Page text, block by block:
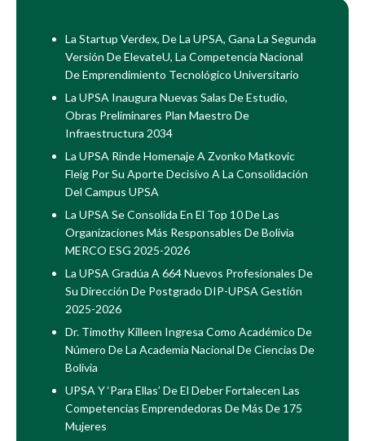
La Startup Verdex, De La UPSA, Gana La Segunda
Versión De ElevateU, La Competencia Nacional
De Emprendimiento Tecnológico Universitario
La UPSA Inaugura Nuevas Salas De Estudio,
Obras Preliminares Plan Maestro De
Infraestructura 2034
La UPSA Rinde Homenaje A Zvonko Matkovic
Fleig Por Su Aporte Decisivo A La Consolidación
Del Campus UPSA
La UPSA Se Consolida En El Top 10 De Las
Organizaciones Más Responsables De Bolivia
MERCO ESG 2025-2026
La UPSA Gradúa A 664 Nuevos Profesionales De
Su Dirección De Postgrado DIP-UPSA Gestión
2025-2026
Dr. Timothy Killeen Ingresa Como Académico De
Número De La Academia Nacional De Ciencias De
Bolivia
UPSA Y ‘Para Ellas’ De El Deber Fortalecen Las
Competencias Emprendedoras De Más De 175
Mujeres